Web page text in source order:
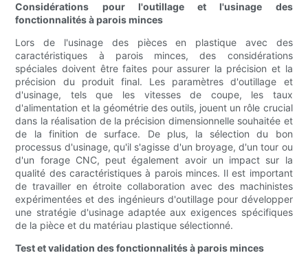
Considérations pour l'outillage et l'usinage des
fonctionnalités à parois minces
Lors de l'usinage des pièces en plastique avec des
caractéristiques à parois minces, des considérations
spéciales doivent être faites pour assurer la précision et la
précision du produit final. Les paramètres d'outillage et
d'usinage, tels que les vitesses de coupe, les taux
d'alimentation et la géométrie des outils, jouent un rôle crucial
dans la réalisation de la précision dimensionnelle souhaitée et
de la finition de surface. De plus, la sélection du bon
processus d'usinage, qu'il s'agisse d'un broyage, d'un tour ou
d'un forage CNC, peut également avoir un impact sur la
qualité des caractéristiques à parois minces. Il est important
de travailler en étroite collaboration avec des machinistes
expérimentées et des ingénieurs d'outillage pour développer
une stratégie d'usinage adaptée aux exigences spécifiques
de la pièce et du matériau plastique sélectionné.
Test et validation des fonctionnalités à parois minces